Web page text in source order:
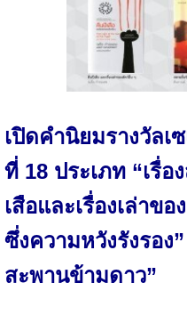
เปิดคำนิยมรางวัลเ
ที่ 18 ประเภท “เรื่อ
เสือและเรื่องเล่าข
ซึ่งความหวังรังรอง
สะพานข้ามดาว”